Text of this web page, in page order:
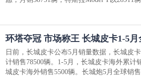
环塔夺冠 市场称王 长城皮卡1-5月
日前，长城皮卡公布5月销量数据，长城皮
计销售78500辆。1-5月，长城皮卡海外累计
城皮卡海外销售5500辆。长城炮5月全球销售